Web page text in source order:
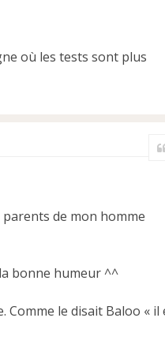
où les tests sont plus
parents de mon homme
bonne humeur ^^
le disait Baloo « il